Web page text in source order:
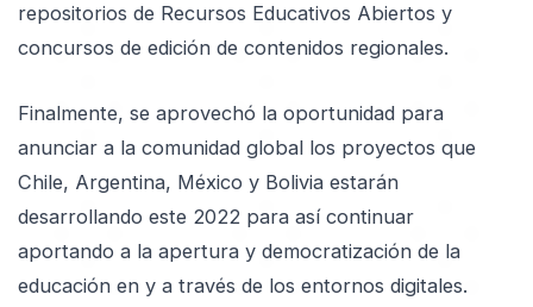
repositorios de Recursos Educativos Abiertos y
concursos de edición de contenidos regionales.
Finalmente, se aprovechó la oportunidad para
anunciar a la comunidad global los proyectos que
Chile, Argentina, México y Bolivia estarán
desarrollando este 2022 para así continuar
aportando a la apertura y democratización de la
educación en y a través de los entornos digitales.